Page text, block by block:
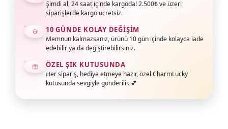
Şimdi al, 24 saat içinde kargoda! 2.500₺ ve üzeri
siparişlerde kargo ücretsiz.
10 GÜNDE KOLAY DEĞIŞIM
Memnun kalmazsanız, ürünü 10 gün içinde kolayca iade
edebilir ya da değiştirebilirsiniz.
ÖZEL ŞIK KUTUSUNDA
Her sipariş, hediye etmeye hazır, özel CharmLucky
kutusunda sevgiyle gönderilir. 💕